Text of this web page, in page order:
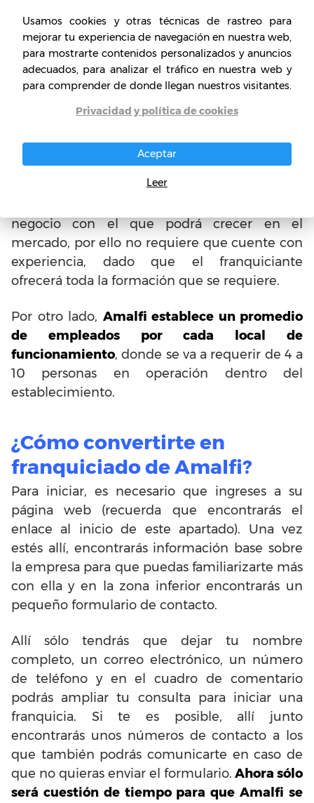
para el franquiciado como para su equipo de
trabajo.
¿Cuáles son los requisitos
para adquirir una franquicia
de Amalfi?
Busca un perfil de franquiciado que cuente
con espíritu emprendedor, que se
negocio con el que podrá crecer en el
mercado, por ello no requiere que cuente con
experiencia, dado que el franquiciante
ofrecerá toda la formación que se requiere.
Por otro lado, Amalfi establece un promedio
de empleados por cada local de
funcionamiento, donde se va a requerir de 4 a
10 personas en operación dentro del
establecimiento.
¿Cómo convertirte en
franquiciado de Amalfi?
Para iniciar, es necesario que ingreses a su
página web (recuerda que encontrarás el
enlace al inicio de este apartado). Una vez
estés allí, encontrarás información base sobre
la empresa para que puedas familiarizarte más
con ella y en la zona inferior encontrarás un
pequeño formulario de contacto.
Allí sólo tendrás que dejar tu nombre
completo, un correo electrónico, un número
de teléfono y en el cuadro de comentario
podrás ampliar tu consulta para iniciar una
franquicia. Si te es posible, allí junto
encontrarás unos números de contacto a los
que también podrás comunicarte en caso de
que no quieras enviar el formulario. Ahora sólo
será cuestión de tiempo para que Amalfi se
Usamos cookies y otras técnicas de rastreo para
mejorar tu experiencia de navegación en nuestra web,
para mostrarte contenidos personalizados y anuncios
adecuados, para analizar el tráfico en nuestra web y
para comprender de donde llegan nuestros visitantes.
Privacidad y política de cookies
Aceptar
Leer